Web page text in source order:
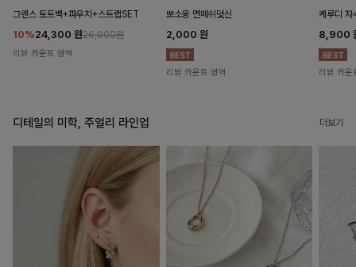
그렌스 토트백+파우치+스트랩SET
10%24,300 원26,900원
리뷰 카운트 영역
뽀소옹 면메쉬덧신
2,000 원
리뷰 카운트 영역
케루디 자
8,900
리뷰 카운
디테일의 미학, 주얼리 라인업 더보기